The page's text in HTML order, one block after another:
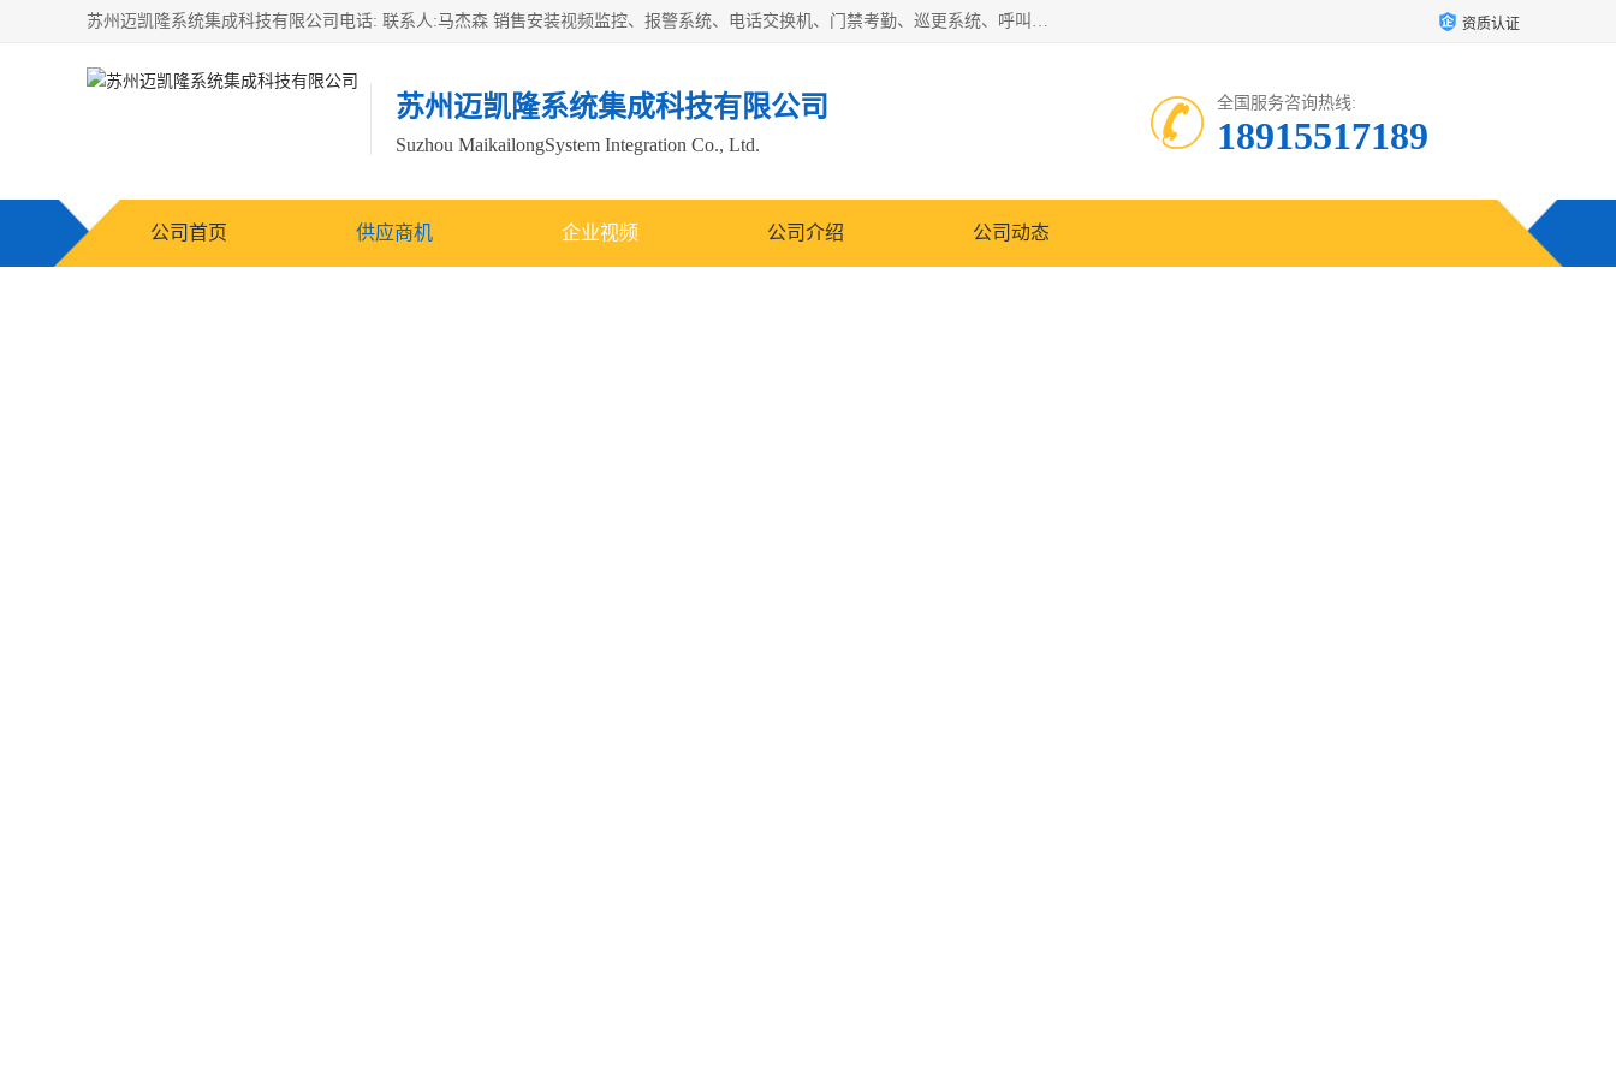
苏州迈凯隆系统集成科技有限公司电话: 联系人:马杰森 销售安装视频监控、报警系统、电话交换机、门禁考勤、巡更系统、呼叫对讲系统、停车场道闸、智能家居、广播系统、综合布线、办公设备、电子商务软件、网络工程、酒店门锁系列 系统集成、VOD视频点播、LED显示屏、节能产品、USP电源、收银机等弱电及智能化项目。 资质认证
苏州迈凯隆系统集成科技有限公司
Suzhou MaikailongSystem Integration Co., Ltd.
全国服务咨询热线:
18915517189
公司首页 供应商机 企业视频 公司介绍 公司动态